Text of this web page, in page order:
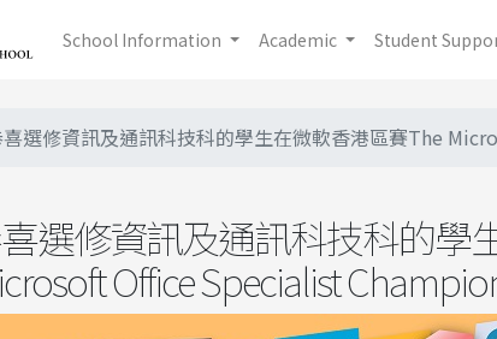
School Information Academic Student
喜選修資訊及通訊科技科的學生在微軟香港區賽The
選修資訊及通訊科技科的學
Office Specialist